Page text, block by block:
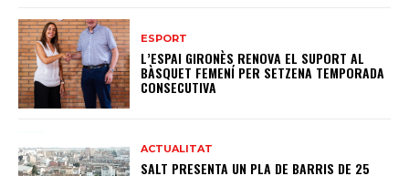
ESPORT
L’ESPAI GIRONÈS RENOVA EL SUPORT AL
BÀSQUET FEMENÍ PER SETZENA TEMPORADA
CONSECUTIVA
ACTUALITAT
SALT PRESENTA UN PLA DE BARRIS DE 25